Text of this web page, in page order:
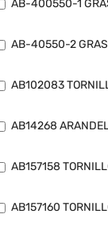
AB-400550-1
AB-40550-2
AB102083
AB14268
AB157158
AB157160